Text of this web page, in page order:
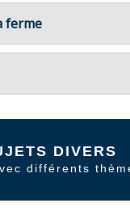
ferme
DIVERS
différents